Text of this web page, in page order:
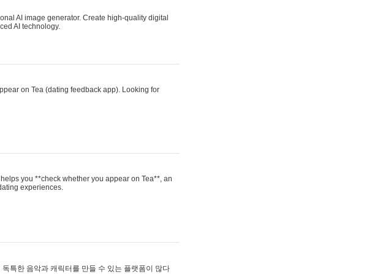
AI image generator. Create high-quality digital
AI technology.
on Tea (dating feedback app). Looking for
you **check whether you appear on Tea**, an
experiences.
특한 음악과 캐릭터를 만들 수 있는 플랫폼이 많다